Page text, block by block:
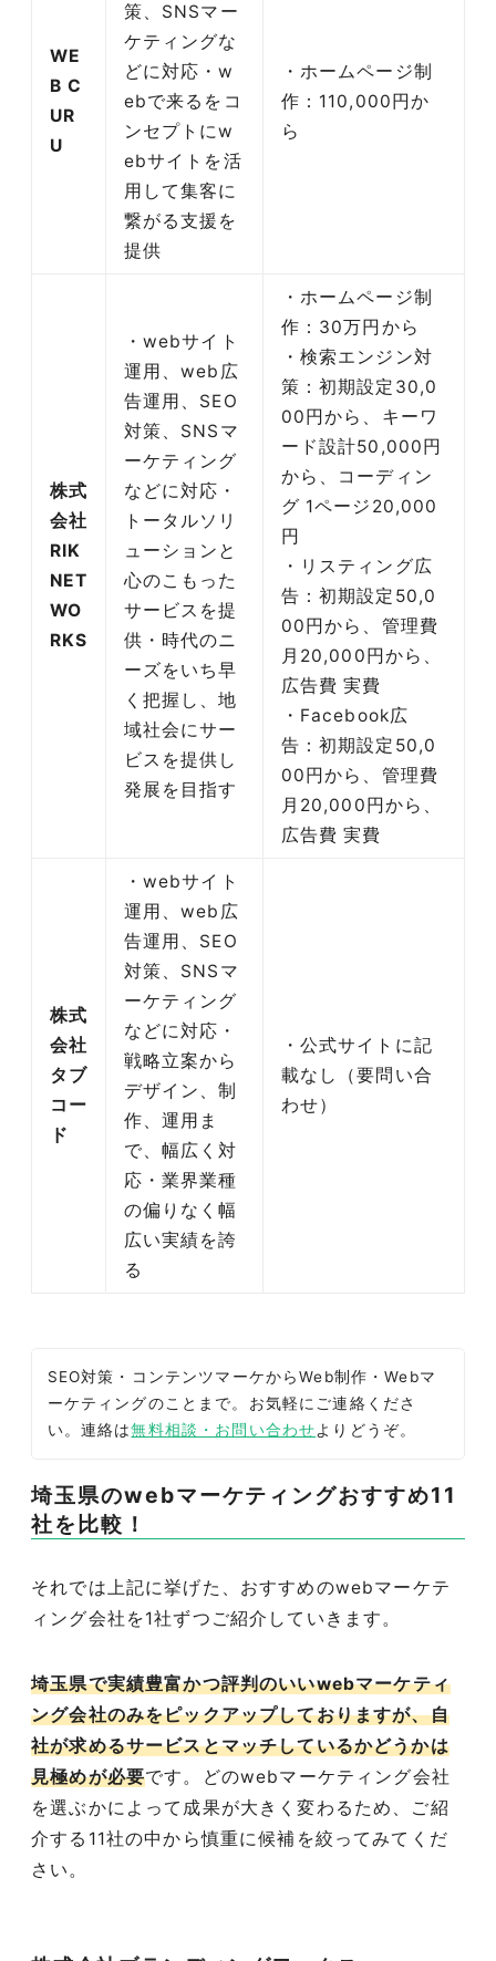
WE
B C
UR
U
策、SNSマー
ケティングな
どに対応・w
ebで来るをコ
ンセプトにw
ebサイトを活
用して集客に
繋がる支援を
提供
・ホームページ制
作：110,000円か
ら
株式
会社
RIK
NET
WO
RKS
・webサイト
運用、web広
告運用、SEO
対策、SNSマ
ーケティング
などに対応・
トータルソリ
ューションと
心のこもった
サービスを提
供・時代のニ
ーズをいち早
く把握し、地
域社会にサー
ビスを提供し
発展を目指す
・ホームページ制
作：30万円から
・検索エンジン対
策：初期設定30,0
00円から、キーワ
ード設計50,000円
から、コーディン
グ 1ページ20,000
円
・リスティング広
告：初期設定50,0
00円から、管理費
月20,000円から、
広告費 実費
・Facebook広
告：初期設定50,0
00円から、管理費
月20,000円から、
広告費 実費
株式
会社
タブ
コー
ド
・webサイト
運用、web広
告運用、SEO
対策、SNSマ
ーケティング
などに対応・
戦略立案から
デザイン、制
作、運用ま
で、幅広く対
応・業界業種
の偏りなく幅
広い実績を誇
る
・公式サイトに記
載なし（要問い合
わせ）
SEO対策・コンテンツマーケからWeb制作・Webマ
ーケティングのことまで。お気軽にご連絡くださ
い。連絡は無料相談・お問い合わせよりどうぞ。
埼玉県のwebマーケティングおすすめ11
社を比較！
それでは上記に挙げた、おすすめのwebマーケテ
ィング会社を1社ずつご紹介していきます。
埼玉県で実績豊富かつ評判のいいwebマーケティ
ング会社のみをピックアップしておりますが、自
社が求めるサービスとマッチしているかどうかは
見極めが必要です。どのwebマーケティング会社
を選ぶかによって成果が大きく変わるため、ご紹
介する11社の中から慎重に候補を絞ってみてくだ
さい。